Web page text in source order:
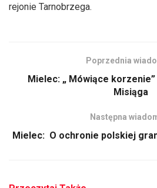
rejonie Tarnobrzega.
Poprzednia
Mielec: „ Mówiące
Misiąga
Następna
Mielec: O ochronie polskiej